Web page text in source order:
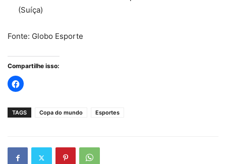
(Suíça)
Fonte: Globo Esporte
Compartilhe isso:
TAGS Copa do mundo Esportes